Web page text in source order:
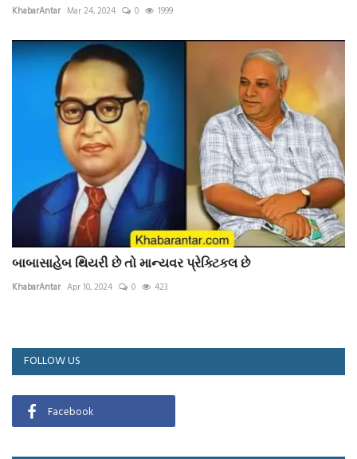
KhabarAntar Mar 24, 2024 0 1999
બાબાસાહેબ થિયરી છે તો માન્યવર પ્રેક્ટિકલ છે
KhabarAntar Apr 10, 2024 0 423
FOLLOW US
Facebook